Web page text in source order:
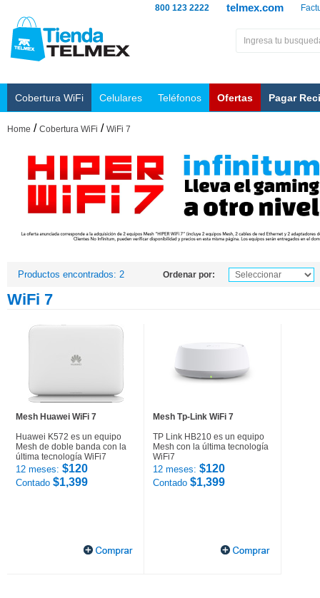
telmex.com
800 123 2222
Cobertura WiFi Celulares Teléfonos Ofertas Pagar
Home / Cobertura WiFi / WiFi 7
Productos encontrados: 2 Ordenar por:
WiFi 7
Mesh Huawei WiFi 7
Huawei K572 es un equipo
Mesh de doble banda con la
última tecnología WiFi7
12 meses: $120
Contado $1,399
Mesh Tp-Link WiFi 7
TP Link HB210 es un equipo
Mesh con la última tecnología
WiFi7
12 meses: $120
Contado $1,399